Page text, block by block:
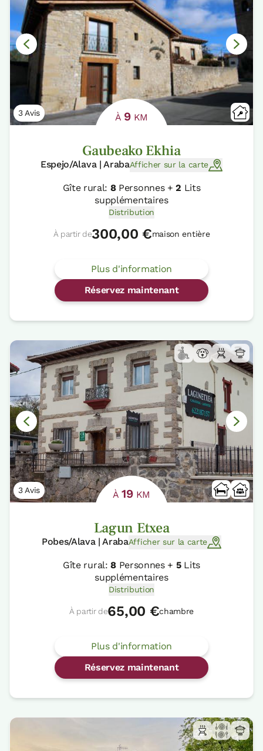
3 Avis À 9 KM
Gaubeako Ekhia
Espejo/Alava | ArabaAfficher sur la carte
Gîte rural: 8Personnes +2 Lits
supplémentaires
Distribution
À partir de300,00 €maison entière
Plus d'information
Réservez maintenant
3 Avis À19KM
Lagun Etxea
Pobes/Alava | ArabaAfficher sur la carte
Gîte rural:8Personnes + 5Lits
supplémentaires
Distribution
À partir de65,00 €chambre
Plus d'information
Réservez maintenant